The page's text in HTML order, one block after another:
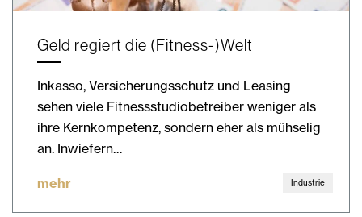
Geld regiert die (Fitness-)Welt
Inkasso, Versicherungsschutz und Leasing
sehen viele Fitnessstudiobetreiber weniger als
ihre Kernkompetenz, sondern eher als mühselig
an. Inwiefern…
mehr Industrie